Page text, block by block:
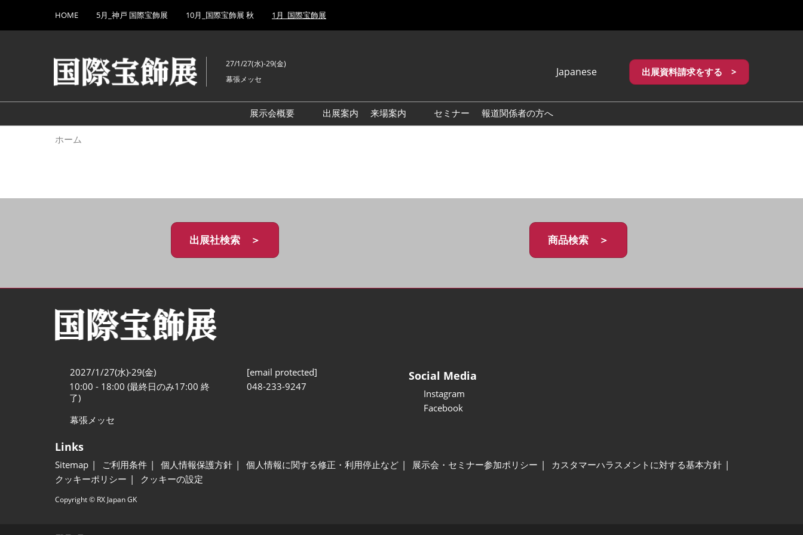
キ
し
て
to
HOME 5月_神戸 国際宝飾展 10月_国際宝飾展 秋 1月_国際宝飾展
27/1/27(水)-29(金)
幕張メッセ
Japanese
English
繁體中文
出展資料請求をする >
展示会概要
出展案内
来場案内
セミナー 報道関係者の方へ
ホーム
出展社検索 ＞ 商品検索 ＞
2027/1/27(水)-29(金)
10:00 - 18:00 (最終日のみ17:00 終
了)
幕張メッセ
[email protected]
048-233-9247
Social Media
Instagram
Facebook
Links
Sitemap ご利用条件 個人情報保護方針 個人情報に関する修正・利用停止など 展示会・セミナー参加ポリシー
カスタマーハラスメントに対する基本方針
クッキーポリシー
クッキーの設定
Copyright © RX Japan GK